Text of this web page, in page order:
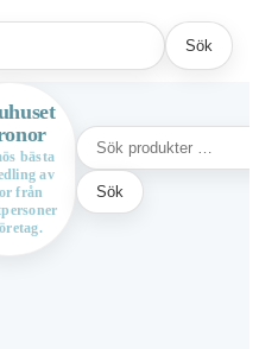
Sök
bästa
av
från
Sök
efter:
Sök